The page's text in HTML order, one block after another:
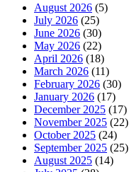
August 2026 (5)
July 2026 (25)
June 2026 (30)
May 2026 (22)
April 2026 (18)
March 2026 (11)
February 2026 (30)
January 2026 (17)
December 2025 (17)
November 2025 (22)
October 2025 (24)
September 2025 (25)
August 2025 (14)